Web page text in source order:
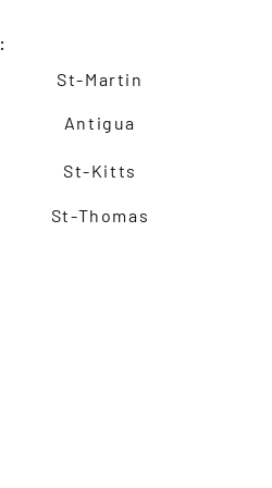
Antigua
St-Martin
St-Kitts
St-Thomas